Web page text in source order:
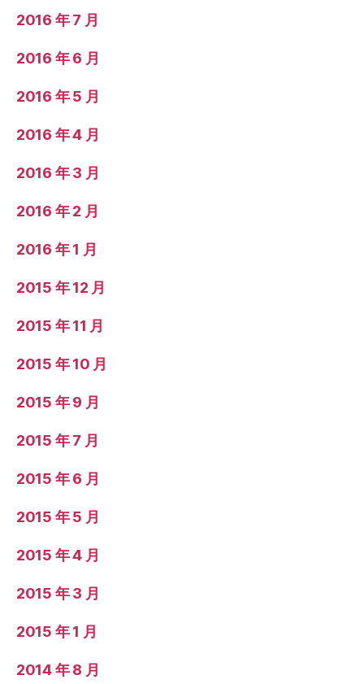
2016 年 7 月
2016 年 6 月
2016 年 5 月
2016 年 4 月
2016 年 3 月
2016 年 2 月
2016 年 1 月
2015 年 12 月
2015 年 11 月
2015 年 10 月
2015 年 9 月
2015 年 7 月
2015 年 6 月
2015 年 5 月
2015 年 4 月
2015 年 3 月
2015 年 1 月
2014 年 8 月